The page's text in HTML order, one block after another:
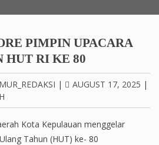
PIMPIN UPACARA
HUT RI KE 80
| AUGUST 17, 2025 |
Kota Kepulauan menggelar
Tahun (HUT) ke- 80